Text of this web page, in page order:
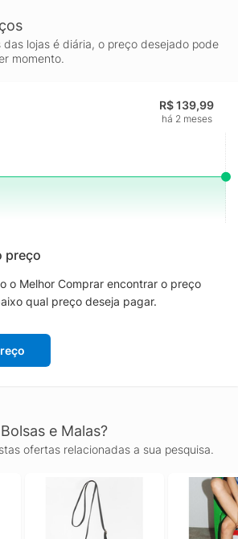
lojas é diária, o preço desejado pode
momento.
R$ 139,99
há 2 meses
preço
o Melhor Comprar encontrar o preço
qual preço deseja pagar.
e Malas?
ofertas relacionadas a sua pesquisa.